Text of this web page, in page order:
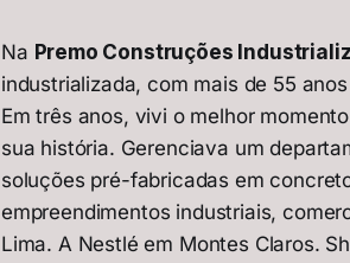
Na Premo Construções
industrializada, com mais de 55
Em três anos, vivi o melhor
sua história. Gerenciava um
soluções pré-fabricadas em
empreendimentos industriais,
Lima. A Nestlé em Montes Claros.